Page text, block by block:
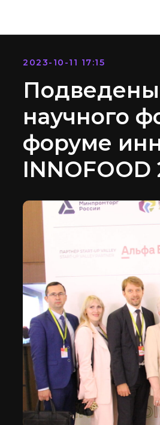
2023-10-11 17:15
Подведены
научного
форуме
INNOFOOD